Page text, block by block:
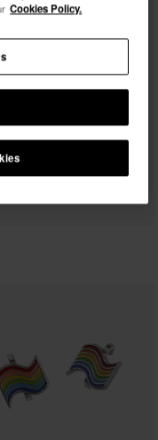
Cookies Policy.